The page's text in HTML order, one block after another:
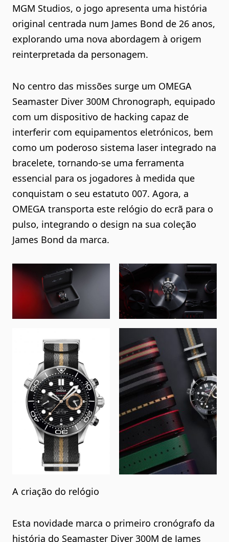
MGM Studios, o jogo apresenta uma história
original centrada num James Bond de 26 anos,
explorando uma nova abordagem à origem
reinterpretada da personagem.
No centro das missões surge um OMEGA
Seamaster Diver 300M Chronograph, equipado
com um dispositivo de hacking capaz de
interferir com equipamentos eletrónicos, bem
como um poderoso sistema laser integrado na
bracelete, tornando-se uma ferramenta
essencial para os jogadores à medida que
conquistam o seu estatuto 007. Agora, a
OMEGA transporta este relógio do ecrã para o
pulso, integrando o design na sua coleção
James Bond da marca.
A criação do relógio
Esta novidade marca o primeiro cronógrafo da
história do Seamaster Diver 300M de James